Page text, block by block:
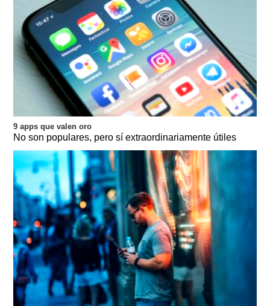
9 apps que valen oro
No son populares, pero sí extraordinariamente útiles